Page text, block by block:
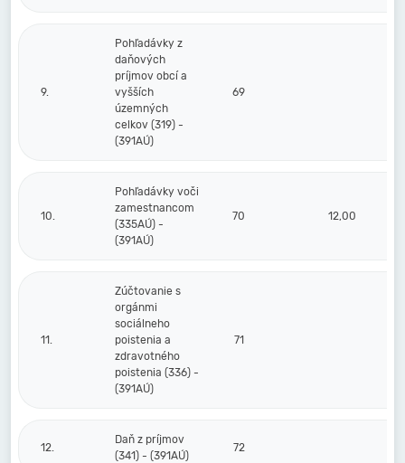
9.
Pohľadávky z
daňových
príjmov obcí a
vyšších
územných
celkov (319) -
(391AÚ)
69
10.
Pohľadávky voči
zamestnancom
(335AÚ) -
(391AÚ)
70 12,00
11.
Zúčtovanie s
orgánmi
sociálneho
poistenia a
zdravotného
poistenia (336) -
(391AÚ)
71
12.
Daň z príjmov
(341) - (391AÚ)
72